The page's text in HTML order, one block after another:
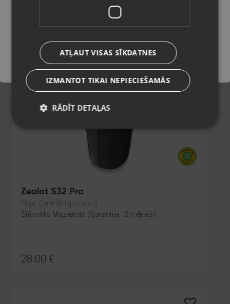
Rēzekne, Atbrīvošanas aleja 119
Stāvoklis Ilgstoši lietots (Garantija 14 dienas)
16.00€
Zealot S32 Pro
Rīga, Centrāltirgus iela 3
Stāvoklis Mazlietots (Garantija 12 mēneši)
28.00 €
Saglabāt
ATĻAUT VISAS SĪKDATNES
IZMANTOT TIKAI NEPIECIEŠAMĀS
RĀDĪT DETAĻAS